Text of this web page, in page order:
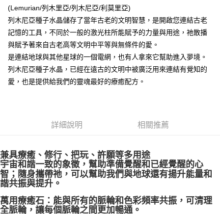
全家取貨付款
每筆NT$80，滿NT$3,000(含以上)免運費
7-11取貨付款
郵局幫你送（離島）
付款後門市自取
免運費
(Lemurian/列木里亞/列木尼亞/利莫里亞)
列木尼亞種子水晶儲存了當年古老的文明智慧，是開啟您連結古老
記憶的工具，不同於一般的激光柱所能賦予的力量與用途，祂散播
與賦予著來自古老高等文明中平等與無條件的愛。
是連結地球與其他星球的一個電網，也有人拿來它幫助進入夢境。
列木尼亞種子水晶，已經在遠古的文明中被廣泛用來連結有覺知的
愛，也是提供給我們的靈魂最好的療癒配方。
詳細說明 相關推薦
兼具療癒、修行、把玩、許願等多用途
宇宙和諧一致的象徵，幫助準備覺醒和已經覺醒的心
智；隨身攜帶祂，可以幫助我們與地球還有揚升能量和
諧共振與提升。
萬用療癒石：能與所有的脈輪和色彩頻率共振，可清理
全脈輪，讓每個脈輪之間更加暢通。